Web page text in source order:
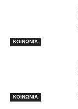
ΚΟΙΝΩΝΙΑ
ΚΟΙΝΩΝΙΑ